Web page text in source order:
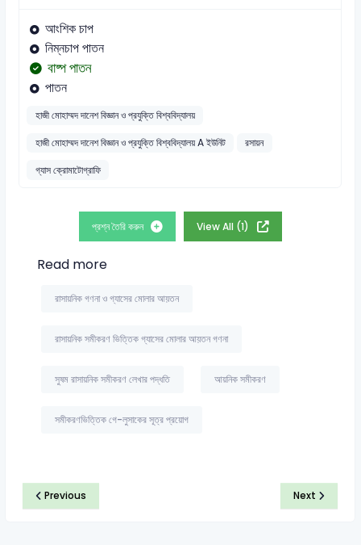
আংশিক চাপ
নিম্নচাপ পাতন
বাষ্প পাতন
পাতন
হাজী মোহাম্মদ দানেশ বিজ্ঞান ও প্রযুক্তি বিশ্ববিদ্যালয়
হাজী মোহাম্মদ দানেশ বিজ্ঞান ও প্রযুক্তি বিশ্ববিদ্যালয় A ইউনিট
রসায়ন
গ্যাস ক্রোমাটোগ্রাফি
প্রশ্ন তৈরি করুন View All (1)
Read more
রাসায়নিক গণনা ও গ্যাসের মোলার আয়তন
রাসায়নিক সমীকরণ ভিত্তিক গ্যাসের মোলার আয়তন গণনা
সুষম রাসায়নিক সমীকরণ লেখার পদ্ধতি আয়নিক সমীকরণ
সমীকরণভিত্তিক গে-লুসাকের সূত্র প্রয়োগ
Previous Next